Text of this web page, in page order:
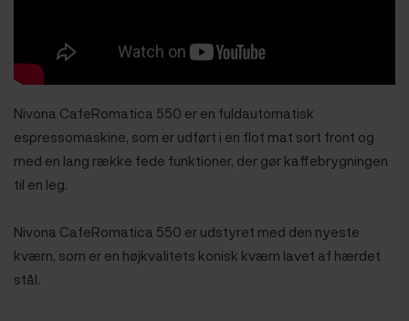
Nivona CafeRomatica 550 er en fuldautomatisk
espressomaskine, som er udført i en flot mat sort front og
med en lang række fede funktioner, der gør kaffebrygningen
til en leg.
Nivona CafeRomatica 550 er udstyret med den nyeste
kværn, som er en højkvalitets konisk kværn lavet af hærdet
stål.